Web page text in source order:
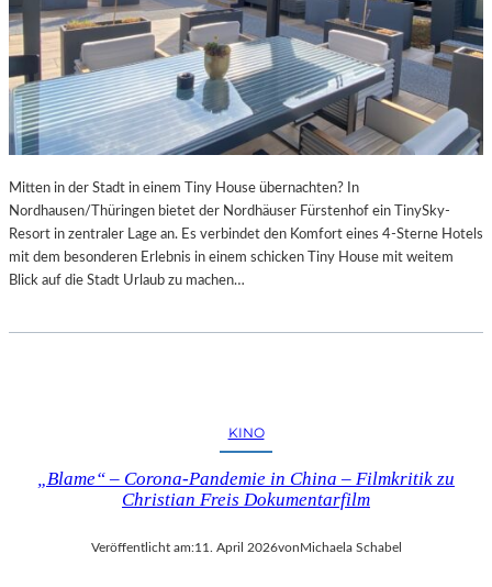
Mitten in der Stadt in einem Tiny House übernachten? In
Nordhausen/Thüringen bietet der Nordhäuser Fürstenhof ein TinySky-
Resort in zentraler Lage an. Es verbindet den Komfort eines 4-Sterne Hotels
mit dem besonderen Erlebnis in einem schicken Tiny House mit weitem
Blick auf die Stadt Urlaub zu machen…
KINO
„Blame“ – Corona-Pandemie in China – Filmkritik zu
Christian Freis Dokumentarfilm
Veröffentlicht am:11. April 2026vonMichaela Schabel